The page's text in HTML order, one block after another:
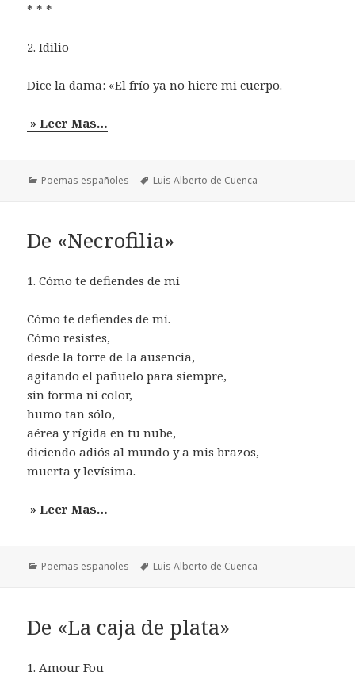
* * *
2. Idilio
Dice la dama: «El frío ya no hiere mi cuerpo.
» Leer Mas…
Categorías
Poemas españoles Etiquetas
Luis Alberto de Cuenca
De «Necrofilia»
1. Cómo te defiendes de mí
Cómo te defiendes de mí.
Cómo resistes,
desde la torre de la ausencia,
agitando el pañuelo para siempre,
sin forma ni color,
humo tan sólo,
aérea y rígida en tu nube,
diciendo adiós al mundo y a mis brazos,
muerta y levísima.
» Leer Mas…
Categorías
Poemas españoles Etiquetas
Luis Alberto de Cuenca
De «La caja de plata»
1. Amour Fou